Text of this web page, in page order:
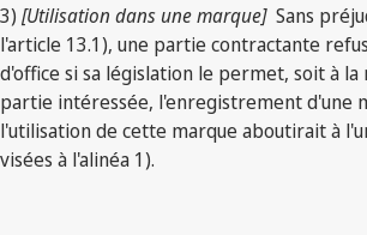
3) [Utilisation dans une marque]Sans
l'article 13.1), une partie contractante
d'office si sa législation le permet, soit à la
partie intéressée, l'enregistrement d'une
l'utilisation de cette marque aboutirait à
visées à l'alinéa 1).